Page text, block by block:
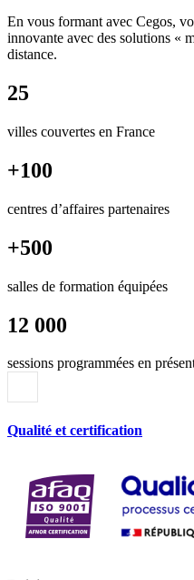
En vous formant avec Cegos,
innovante avec des solutions «
distance.
25
villes couvertes en France
+100
centres d’affaires partenaires
+500
salles de formation équipées
12 000
sessions programmées en
Qualité et certification